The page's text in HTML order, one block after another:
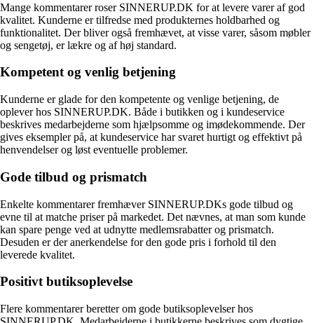
Mange kommentarer roser SINNERUP.DK for at levere varer af god
kvalitet. Kunderne er tilfredse med produkternes holdbarhed og
funktionalitet. Der bliver også fremhævet, at visse varer, såsom møbler
og sengetøj, er lækre og af høj standard.
Kompetent og venlig betjening
Kunderne er glade for den kompetente og venlige betjening, de
oplever hos SINNERUP.DK. Både i butikken og i kundeservice
beskrives medarbejderne som hjælpsomme og imødekommende. Der
gives eksempler på, at kundeservice har svaret hurtigt og effektivt på
henvendelser og løst eventuelle problemer.
Gode tilbud og prismatch
Enkelte kommentarer fremhæver SINNERUP.DKs gode tilbud og
evne til at matche priser på markedet. Det nævnes, at man som kunde
kan spare penge ved at udnytte medlemsrabatter og prismatch.
Desuden er der anerkendelse for den gode pris i forhold til den
leverede kvalitet.
Positivt butiksoplevelse
Flere kommentarer beretter om gode butiksoplevelser hos